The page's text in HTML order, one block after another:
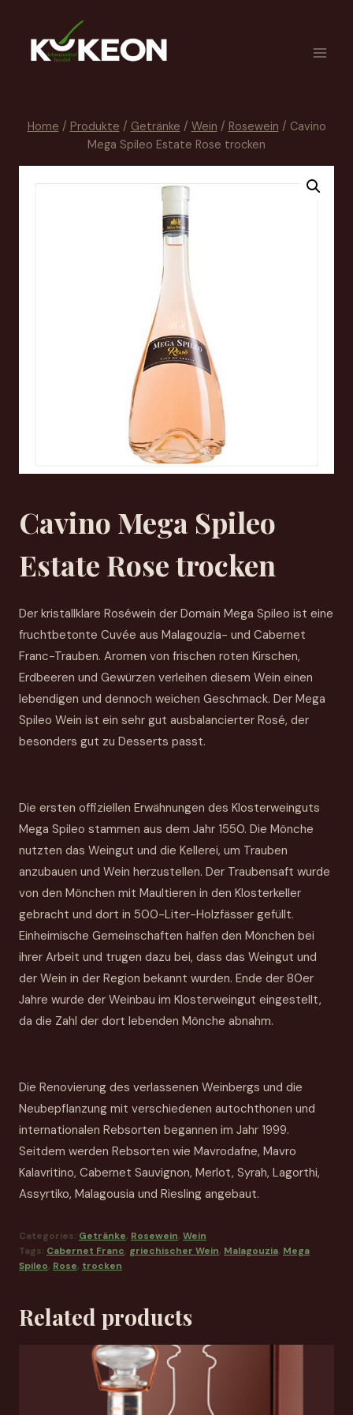
Home / Produkte / Getränke / Wein / Rosewein / Cavino
Mega Spileo Estate Rose trocken
Cavino Mega Spileo
Estate Rose trocken
Der kristallklare Roséwein der Domain Mega Spileo ist eine
fruchtbetonte Cuvée aus Malagouzia- und Cabernet
Franc-Trauben. Aromen von frischen roten Kirschen,
Erdbeeren und Gewürzen verleihen diesem Wein einen
lebendigen und dennoch weichen Geschmack. Der Mega
Spileo Wein ist ein sehr gut ausbalancierter Rosé, der
besonders gut zu Desserts passt.
Die ersten offiziellen Erwähnungen des Klosterweinguts
Mega Spileo stammen aus dem Jahr 1550. Die Mönche
nutzten das Weingut und die Kellerei, um Trauben
anzubauen und Wein herzustellen. Der Traubensaft wurde
von den Mönchen mit Maultieren in den Klosterkeller
gebracht und dort in 500-Liter-Holzfässer gefüllt.
Einheimische Gemeinschaften halfen den Mönchen bei
ihrer Arbeit und trugen dazu bei, dass das Weingut und
der Wein in der Region bekannt wurden. Ende der 80er
Jahre wurde der Weinbau im Klosterweingut eingestellt,
da die Zahl der dort lebenden Mönche abnahm.
Die Renovierung des verlassenen Weinbergs und die
Neubepflanzung mit verschiedenen autochthonen und
internationalen Rebsorten begannen im Jahr 1999.
Seitdem werden Rebsorten wie Mavrodafne, Mavro
Kalavritino, Cabernet Sauvignon, Merlot, Syrah, Lagorthi,
Assyrtiko, Malagousia und Riesling angebaut.
Categories: Getränke, Rosewein, Wein
Tags: Cabernet Franc, griechischer Wein, Malagouzia, Mega
Spileo, Rose, trocken
Related products